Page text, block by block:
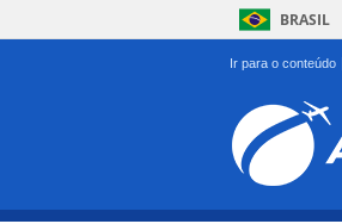
Ir para o conteúdo
BRASIL